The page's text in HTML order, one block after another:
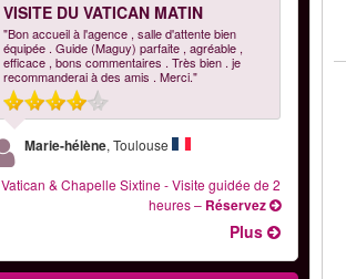
VISITE DU VATICAN MATIN
"Bon accueil à l'agence , salle d'attente bien
équipée . Guide (Maguy) parfaite , agréable ,
efficace , bons commentaires . Très bien . je
recommanderai à des amis . Merci."
Marie-hélène, Toulouse
Vatican & Chapelle Sixtine - Visite guidée de 2
heures– Réservez
Plus